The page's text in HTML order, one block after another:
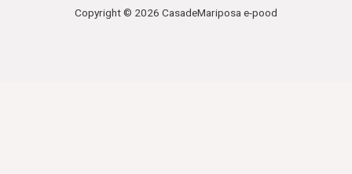
Copyright © 2026 CasadeMariposa e-pood